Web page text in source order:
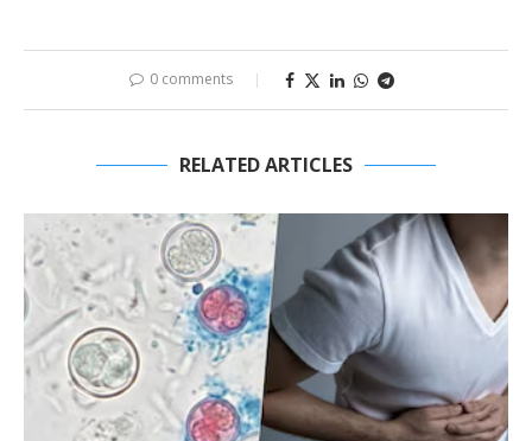
0 comments
RELATED ARTICLES